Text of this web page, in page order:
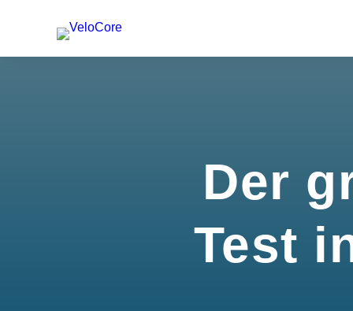
Der
Test